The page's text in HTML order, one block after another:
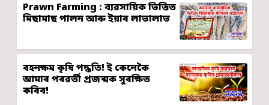
Prawn Farming : ব্যৱসায়িক ভিত্তিত
মিছামাছ পালন আৰু ইয়াৰ লাভালাভ
বহনক্ষম কৃষি পদ্ধতি! ই কেনেকৈ
আমাৰ পৰৱৰ্তী প্ৰজন্মক সুৰক্ষিত
কৰিব!